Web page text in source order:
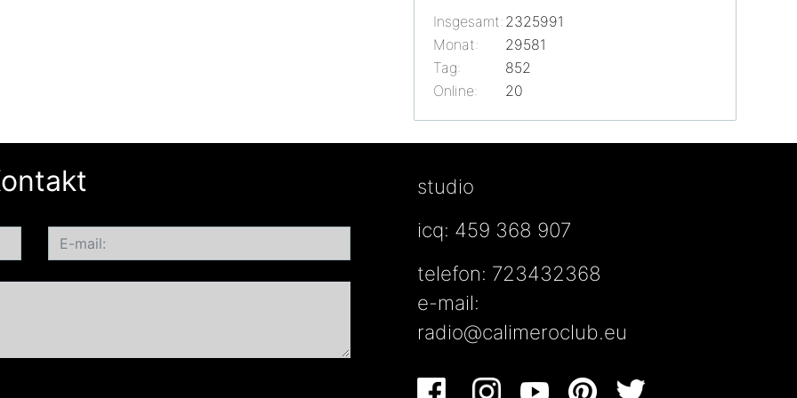
Online: 20
Insgesamt: 2325991
Monat:
29581
Tag:
852
studio
icq: 459 368 907
telefon: 723432368
e-mail:
radio@calimeroclub.eu